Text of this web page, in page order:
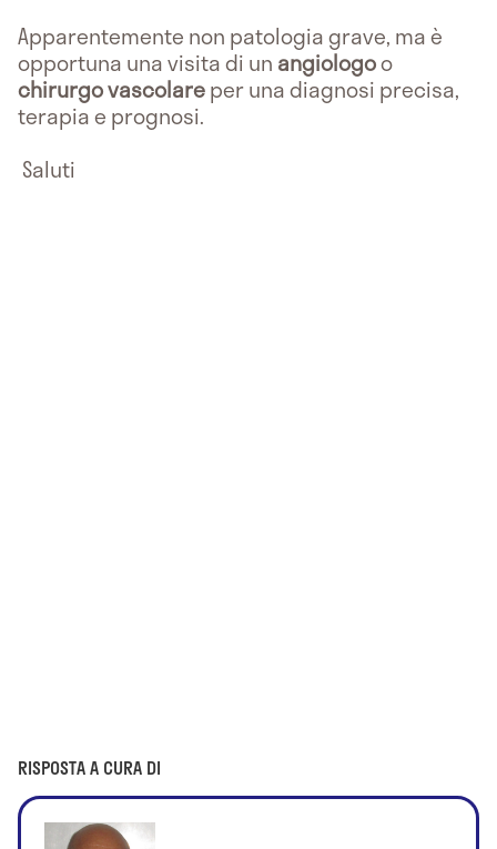
Apparentemente non patologia grave, ma è
opportuna una visita di un angiologoo
chirurgo vascolareper una diagnosi precisa,
terapia e prognosi.
Saluti
RISPOSTA A CURA DI